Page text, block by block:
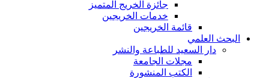
جائزة الخريج المتميز
خدمات الخريجين
قائمة الخريجين
البحث العلمي
دار السعيد للطباعة والنشر
مجلات الجامعة
الكتب المنشورة